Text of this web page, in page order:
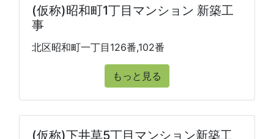
(仮称)昭和町1丁目マンション 新築工
事
北区昭和町一丁目126番,102番
もっと見る
(仮称)下井草5丁目マンション新築工